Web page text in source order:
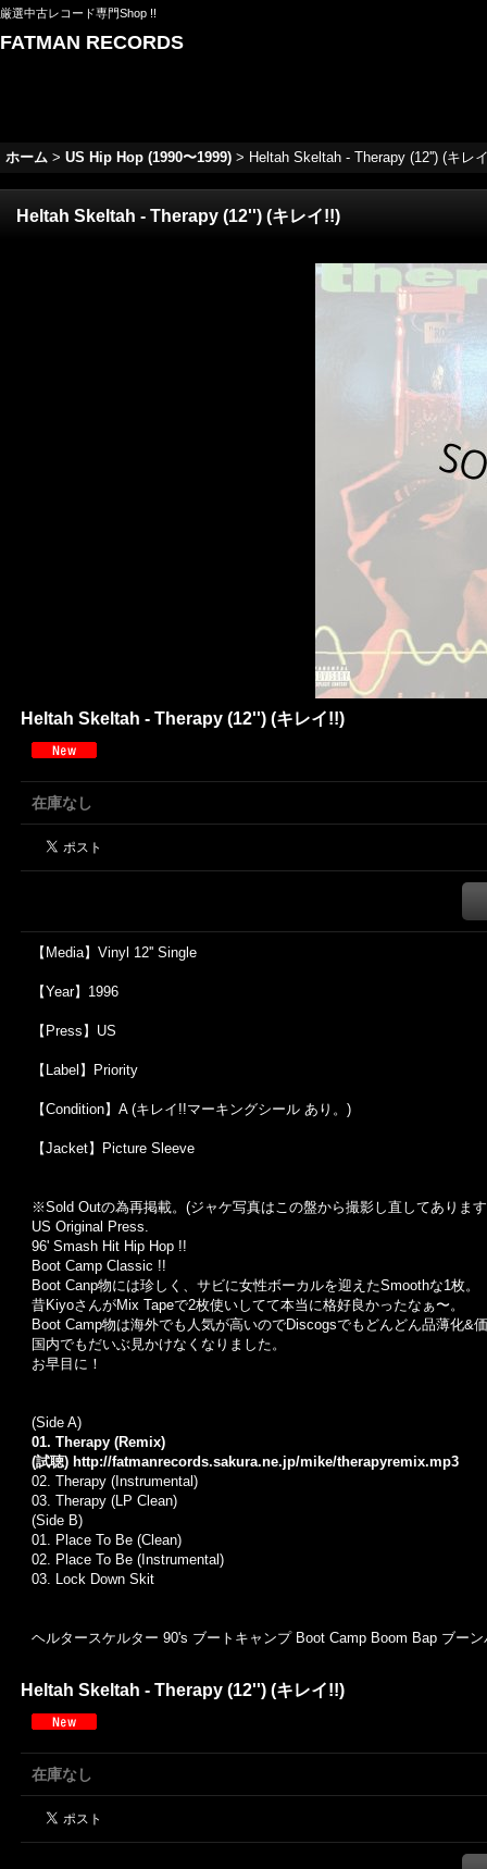
厳選中古レコード専門Shop !!
FATMAN RECORDS
ホーム > US Hip Hop (1990〜1999) > Heltah Skeltah - Therapy (12'') (キレ
Heltah Skeltah - Therapy (12'') (キレイ!!)
Heltah Skeltah - Therapy (12'') (キレイ!!)
在庫なし
【Media】Vinyl 12'' Single
【Year】1996
【Press】US
【Label】Priority
【Condition】A (キレイ!!マーキングシール あり。)
【Jacket】Picture Sleeve
※Sold Outの為再掲載。(ジャケ写真はこの盤から撮影し直してありま
US Original Press.
96' Smash Hit Hip Hop !!
Boot Camp Classic !!
Boot Canp物には珍しく、サビに女性ボーカルを迎えたSmoothな1枚。
昔KiyoさんがMix Tapeで2枚使いしてて本当に格好良かったなぁ〜。
Boot Camp物は海外でも人気が高いのでDiscogsでもどんどん品薄化&
国内でもだいぶ見かけなくなりました。
お早目に！
(Side A)
01. Therapy (Remix)
(試聴) http://fatmanrecords.sakura.ne.jp/mike/therapyremix.mp3
02. Therapy (Instrumental)
03. Therapy (LP Clean)
(Side B)
01. Place To Be (Clean)
02. Place To Be (Instrumental)
03. Lock Down Skit
ヘルタースケルター 90's ブートキャンプ Boot Camp Boom Bap ブーン
Heltah Skeltah - Therapy (12'') (キレイ!!)
在庫なし